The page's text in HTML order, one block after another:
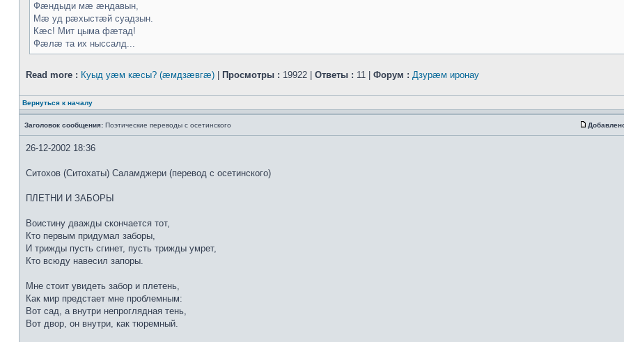
Фæндыди мæ æндавын,
Мæ уд рæхыстæй суадзын.
Кæс! Мит цыма фæтад!
Фæлæ та их ныссалд...
Read more : Куыд уæм кæсы? (æмдзæвгæ) Просмотры : 19922 | Ответы : 11 | Форум : Дзурæм иронау
Вернуться к началу
Заголовок сообщения: Поэтические переводы с осетинского
26-12-2002 18:36
Ситохов (Ситохаты) Саламджери (перевод с осетинского)
ПЛЕТНИ И ЗАБОРЫ
Воистину дважды скончается тот,
Кто первым придумал заборы,
И трижды пусть сгинет, пусть трижды умрет,
Кто всюду навесил запоры.
Мне стоит увидеть забор и плетень,
Как мир предстает мне проблемным:
Вот сад, а внутри непроглядная тень,
Вот двор, он внутри, как тюремный.